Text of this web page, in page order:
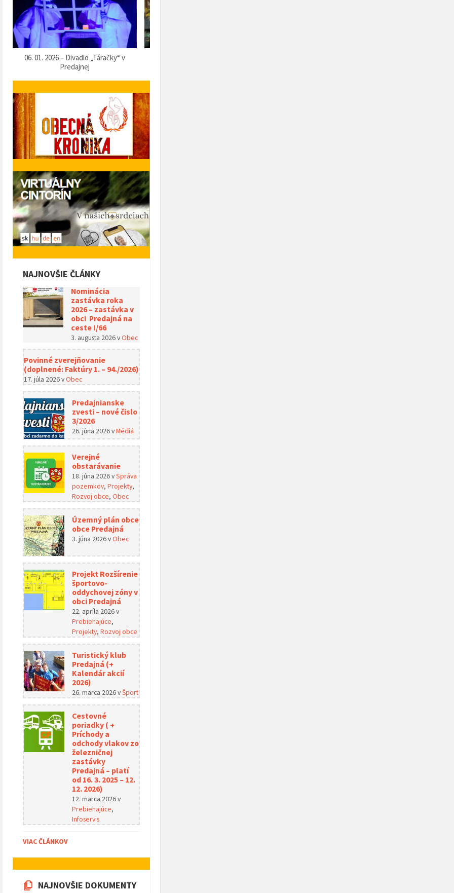
07. 12. 2025 – Vítanie Mikuláša
NAJNOVŠIE ČLÁNKY
Nominácia
zastávka roka
2026 – zastávka v
obci Predajná na
ceste I/66
3. augusta 2026vObec
Povinné zverejňovanie
(doplnené: Faktúry 1. – 94./2026)
17. júla 2026vObec
Predajnianske
zvesti – nové čislo
3/2026
26. júna 2026vMédiá
Verejné
obstarávanie
18. júna 2026vSpráva
pozemkov, Projekty,
Rozvoj obce, Obec
Územný plán obce
obce Predajná
3. júna 2026vObec
Projekt Rozšírenie
športovo-
oddychovej zóny v
obci Predajná
22. apríla 2026v
Prebiehajúce,
Projekty, Rozvoj obce
Turistický klub
Predajná (+
Kalendár akcií
2026)
26. marca 2026vŠport
Cestovné
poriadky ( +
Príchody a
odchody vlakov zo
železničnej
zastávky
Predajná – platí
od 16. 3. 2025 – 12.
12. 2026)
12. marca 2026v
Prebiehajúce,
Infoservis
VIAC ČLÁNKOV
NAJNOVŠIE DOKUMENTY